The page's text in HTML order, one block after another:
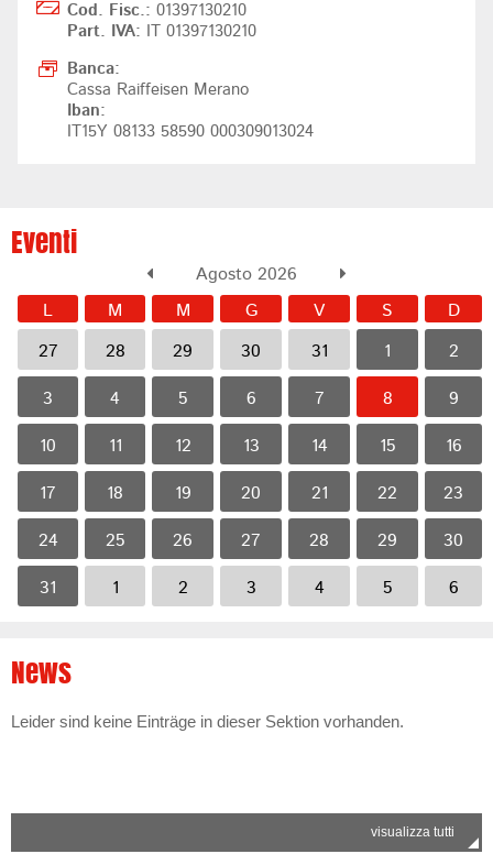
Cod. Fisc.: 01397130210
Part. IVA:
IT 01397130210
Banca:
Cassa Raiffeisen Merano
Iban:
IT15Y 08133 58590 000309013024
Eventi
Agosto 2026
M M G V S D
27 28 29 30 31 1 2
3 4 5 6 7 8 9
10 11 12 13 14 15 16
17 18 19 20 21 22 23
24 25 26 27 28 29 30
31 1 2 3 4 5 6
News
Leider sind keine Einträge in dieser Sektion vorhanden.
visualizza tutti